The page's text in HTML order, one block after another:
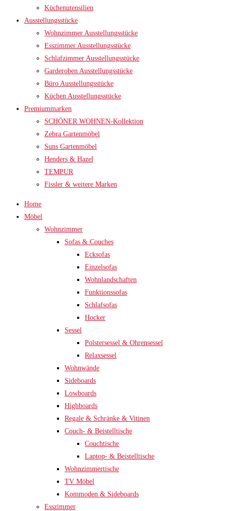
Küchenutensilien
Ausstellungsstücke
Wohnzimmer Ausstellungsstücke
Esszimmer Ausstellungsstücke
Schlafzimmer Ausstellungsstücke
Garderoben Ausstellungsstücke
Büro Ausstellungsstücke
Küchen Ausstellungsstücke
Premiummarken
SCHÖNER WOHNEN-Kollektion
Zebra Gartenmöbel
Suns Gartenmöbel
Henders & Hazel
TEMPUR
Fissler & weitere Marken
Home
Möbel
Wohnzimmer
Sofas & Couches
Ecksofas
Einzelsofas
Wohnlandschaften
Funktionssofas
Schlafsofas
Hocker
Sessel
Polstersessel & Ohrensessel
Relaxsessel
Wohnwände
Sideboards
Lowboards
Highboards
Regale & Schränke & Vitinen
Couch- & Beistelltische
Couchtische
Laptop- & Beistelltische
Wohnzimmertische
TV Möbel
Kommoden & Sideboards
Esszimmer